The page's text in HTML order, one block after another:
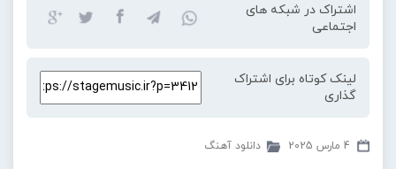
اشتراک در شبکه های
اجتماعی
لینک کوتاه برای اشتراک
گذاری
4 مارس 2025 دانلود آهنگ